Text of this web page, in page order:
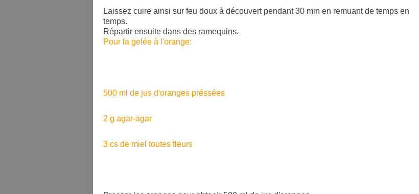
Laissez cuire ainsi sur feu doux à découvert pendant 30 min en remuant de temps en
temps.
Répartir ensuite dans des ramequins.
Pour la gelée à l'orange:
500 ml de jus d'oranges préssées
2 g agar-agar
3 cs de miel toutes fleurs